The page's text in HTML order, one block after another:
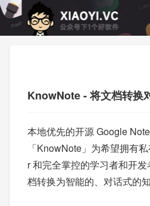
KnowNote - 将文档转换
本地优先的开源 Google
「KnowNote」为希望拥有
r 和完全掌控的学习者和开
档转换为智能的、对话式的